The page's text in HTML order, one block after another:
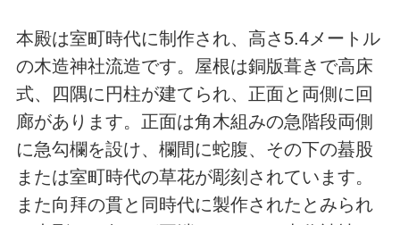
本殿は室町時代に制作され、高さ5.4メートル
の木造神社流造です。屋根は銅版葺きで高床
式、四隅に円柱が建てられ、正面と両側に回
廊があります。正面は角木組みの急階段両側
に急勾欄を設け、欄間に蛇腹、その下の蟇股
または室町時代の草花が彫刻されています。
また向拜の貫と同時代に製作されたとみられ